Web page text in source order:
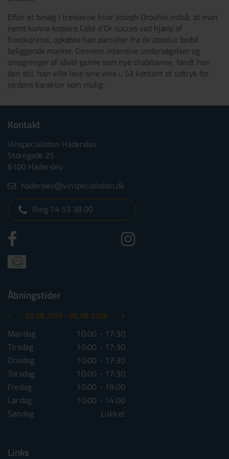
Efter et besøg i tresserne hvor Joseph Drouhin indså, at man
nemt kunne kopiere Cote d´Or succes ved hjælp af
frostkontrol, opkøbte han parceller fra de absolut bedst
beliggende marker. Gennem intensive undersøgelser og
smagninger af såvel gamle som nye chablisvine, fandt han
den stil, han ville lave sine vine i; Så kontant et udtryk for
jordens karakter som mulig.
Kontakt
Vinspecialisten Haderslev
Storegade 25
6100 Haderslev
haderslev@vinspecialisten.dk
Ring 74 53 38 00
Åbningstider
>
03.08.2026 - 09.08.2026
Mandag
10:00 - 17:30
Tirsdag
10:00 - 17:30
Onsdag
10:00 - 17:30
Torsdag
10:00 - 17:30
Fredag
10:00 - 19:00
Lørdag
10:00 - 14:00
Søndag
Lukket
Links